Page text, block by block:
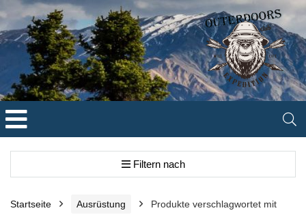
Filtern nach
Startseite Ausrüstung
Produkte verschlagwortet mit